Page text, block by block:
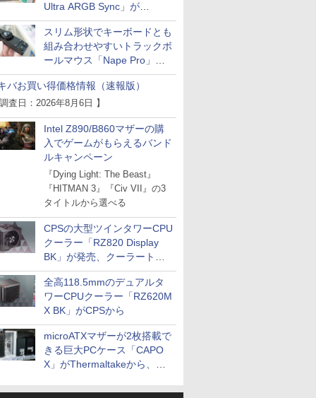
Ultra ARGB Sync」が
Thermaltakeから
スリム形状でキーボードとも
組み合わせやすいトラックボ
ールマウス「Nape Pro」が
Keychronから
バお買い得価格情報（速報版）
査日：2026年8月6日 】
Intel Z890/B860マザーの購
入でゲームがもらえるバンド
ルキャンペーン
『Dying Light: The Beast』
『HITMAN 3』『Civ VII』の3
タイトルから選べる
CPSの大型ツインタワーCPU
クーラー「RZ820 Display
BK」が発売、クーラートッ
プに5インチ液晶搭載
全高118.5mmのデュアルタ
ワーCPUクーラー「RZ620M
X BK」がCPSから
microATXマザーが2枚搭載で
きる巨大PCケース「CAPO
X」がThermaltakeから、カ